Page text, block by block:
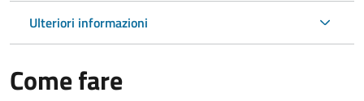
Ulteriori informazioni
Come fare